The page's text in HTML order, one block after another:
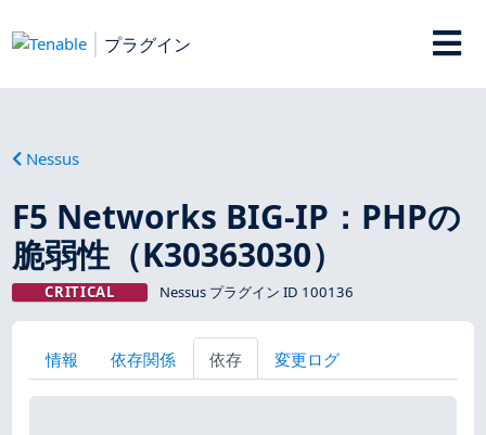
プラグイン
Nessus
F5 Networks BIG-IP：PHPの
脆弱性（K30363030）
CRITICAL Nessus プラグイン ID 100136
情報 依存関係 依存 変更ログ